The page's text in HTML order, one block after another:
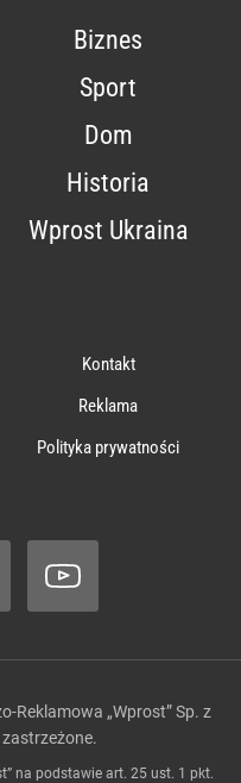
Biznes
Sport
Dom
Historia
Wprost Ukraina
Kontakt
Reklama
Polityka prywatności
Reklamowa „Wprost” Sp. z
na podstawie art. 25 ust. 1 pkt.